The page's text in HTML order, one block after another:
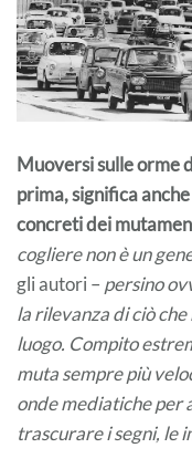
Muoversi sulle orme
prima, significa
concreti dei
cogliere non è un
gli autori – persino
la rilevanza di ciò
luogo. Compito
muta sempre più
onde mediatiche per
trascurare i segni, le